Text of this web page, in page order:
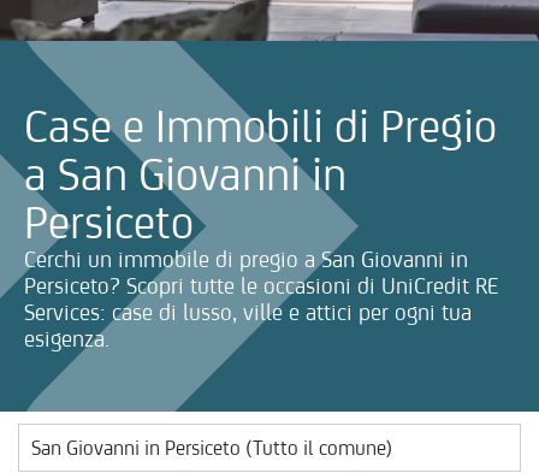
Case e Immobili di Pregio
a San Giovanni in
Persiceto
Cerchi un immobile di pregio a San Giovanni in
Persiceto? Scopri tutte le occasioni di UniCredit RE
Services: case di lusso, ville e attici per ogni tua
esigenza.